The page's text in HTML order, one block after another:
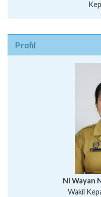
Profil
Putu
I Wayan
I Wayan Gede
Ni Wayan
Wakil